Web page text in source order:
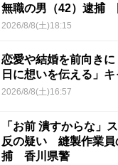
無職の男（42）逮捕
2026/8/8(土)18:15
恋愛や結婚を前向き
日に想いを伝える」
2026/8/8(土)16:57
「お前 潰すからな」
反の疑い 縫製作業員
捕 香川県警